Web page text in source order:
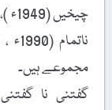
مجموعے ہیں۔